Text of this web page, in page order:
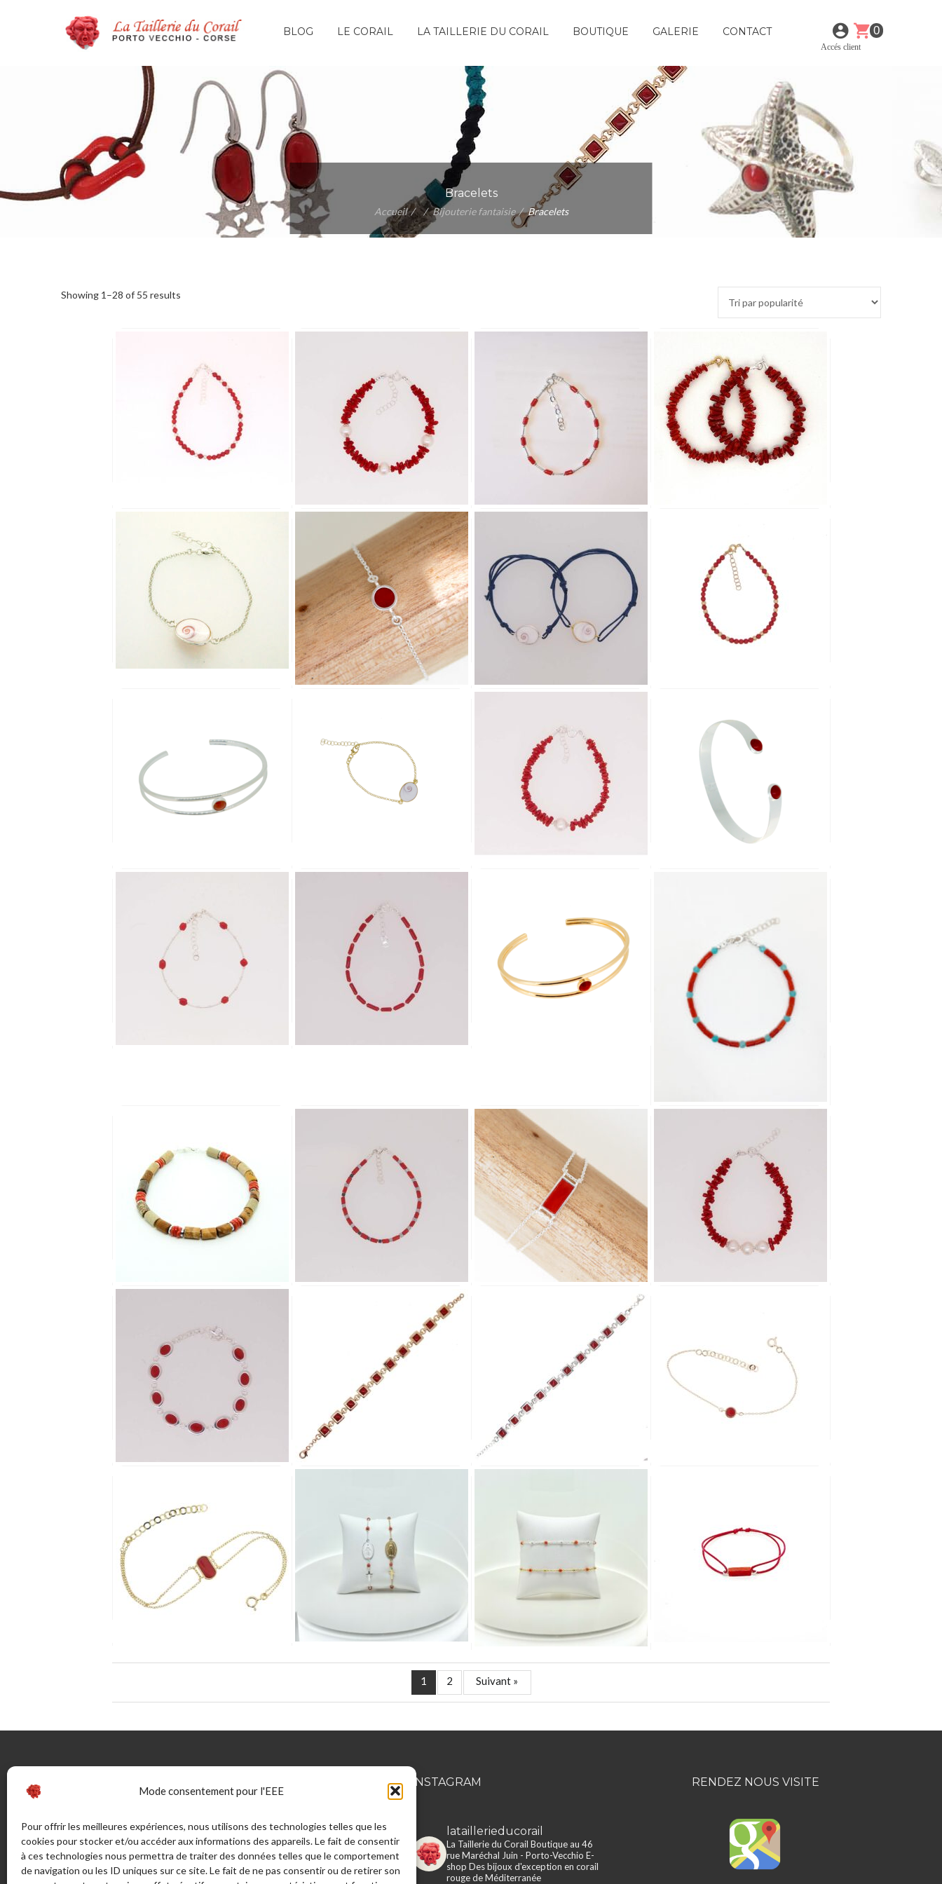
Mode consentement pour l'EEE
Pour offrir les meilleures expériences, nous utilisons des technologies telles que les
cookies pour stocker et/ou accéder aux informations des appareils. Le fait de consentir
à ces technologies nous permettra de traiter des données telles que le comportement
de navigation ou les ID uniques sur ce site. Le fait de ne pas consentir ou de retirer son
BLOG LE CORAIL LA TAILLERIE DU CORAIL BOUTIQUE GALERIE CONTACT 0
Accés client
Bracelets
Accueil Bijouterie fantaisie Bracelets
Showing 1–28 of 55 results
1 2 Suivant »
Bonifacio) - Sortie Sud 20137
PORTO VECCHIO - France
ADRESSE POSTALE:
Guide
La Taillerie du Corail
Bijouterie en ligne
CGV
INSTAGRAM
lataillerieducorail
La Taillerie du Corail Boutique au 46
rue Maréchal Juin - Porto-Vecchio E-
shop Des bijoux d'exception en corail
rouge de Méditerranée
RENDEZ NOUS VISITE